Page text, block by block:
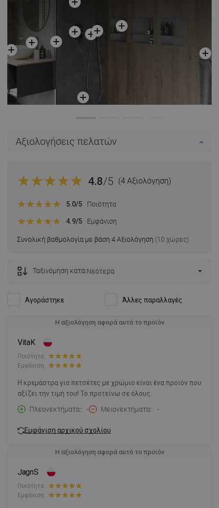
Αξιολογήσεις πελατών
4.8/5 (4 Αξιολόγηση)
Συνολική βαθμολογία με βάση 4 Αξιολόγηση (10 χώρες)
5.0/5 Ποιότητα
4.9/5 Εμφάνιση
Αγοράστηκε Άλλες παραλλαγές
Ταξινόμηση κατά:Νεότερα
Η αξιολόγηση αφορά αυτό το προϊόν
VitaK
Ποιότητα:
Εμφάνιση:
Η κρεμάστρα για πετσέτες με χρώμιο είναι ένα προϊόν που
αξίζει την τιμή του! Το προτείνω σε όλους.
Πλεονεκτήματα:
- Μειονεκτήματα: -
Εμφάνιση αρχικού σχολίου
Η αξιολόγηση αφορά αυτό το προϊόν
JagnS
Ποιότητα:
Εμφάνιση: